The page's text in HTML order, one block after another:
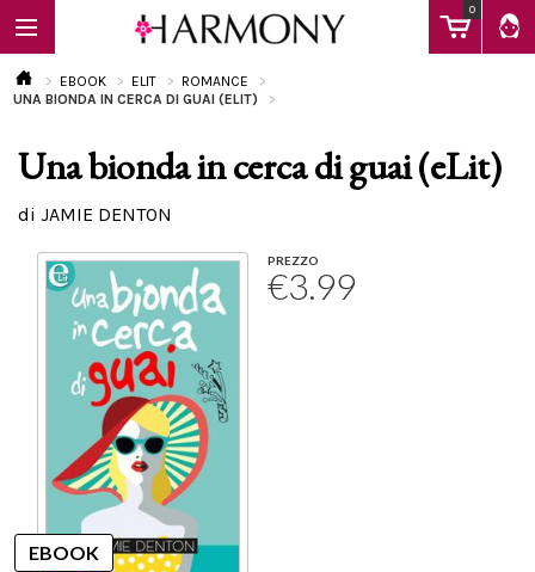
0
EBOOK
Calendario
EBOOK ELIT
ROMANCE
UNA BIONDA IN CERCA DI GUAI (ELIT)
Una bionda in cerca di guai (eLit)
di JAMIE DENTON
PREZZO
€3.99